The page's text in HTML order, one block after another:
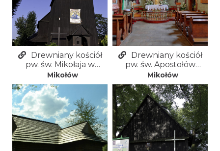
Drewniany kościół
pw. św. Mikołaja w
Mikołowie Borowej Wsi
Mikołów
Drewniany kościół
pw. św. Apostołów
Piotra i Pawła w
Mikołowie Paniowach
Mikołów